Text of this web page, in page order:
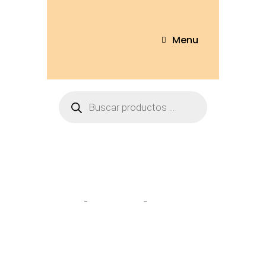
Menu